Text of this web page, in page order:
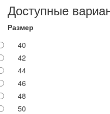
Доступные
Размер
40
42
44
46
48
50